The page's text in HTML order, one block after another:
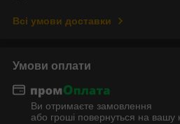
Всі умови доставки
Умови оплати
Ви отримаєте замовлення
або гроші повернуться на вашу